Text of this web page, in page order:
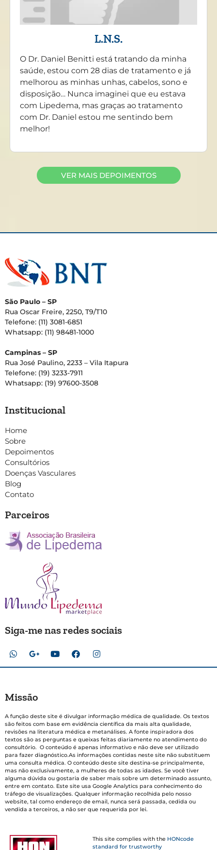
L.N.S.
O Dr. Daniel Benitti está tratando da minha
saúde, estou com 28 dias de tratamento e já
melhorou as minhas unhas, cabelos, sono e
disposição… Nunca imaginei que eu estava
com Lipedema, mas graças ao tratamento
com Dr. Daniel estou me sentindo bem
melhor!
VER MAIS DEPOIMENTOS
São Paulo – SP
Rua Oscar Freire, 2250, T9/T10
Telefone: (11) 3081-6851
Whatsapp: (11) 98481-1000
Campinas – SP
Rua José Paulino, 2233 – Vila Itapura
Telefone: (19) 3233-7911
Whatsapp: (19) 97600-3508
Institucional
Home
Sobre
Depoimentos
Consultórios
Doenças Vasculares
Blog
Contato
Parceiros
Siga-me nas redes sociais
Missão
A função deste site é divulgar informação médica de qualidade. Os textos
são feitos com base em evidência científica da mais alta qualidade,
revisões na literatura médica e metanálises. A fonte inspiradora dos
textos são as perguntas e queixas feitas diariamente no atendimento do
consultório. O conteúdo é apenas informativo e não deve ser utilizado
para fazer diagnóstico.As informações contidas neste site não substituem
uma consulta médica. O conteúdo deste site destina-se principalmente,
mas não exclusivamente, a mulheres de todas as idades. Se você tiver
alguma dúvida ou gostaria de saber mais sobre um determinado assunto,
entre em contato. Este site usa Google Analytics para conhecimento do
tráfego de visualizações. Qualquer informação recolhida pelo nosso
website, tal como endereço de email, nunca será passada, cedida ou
vendida a terceiros, a não ser que requerida por lei.
This site complies with the HONcode
standard for trustworthy